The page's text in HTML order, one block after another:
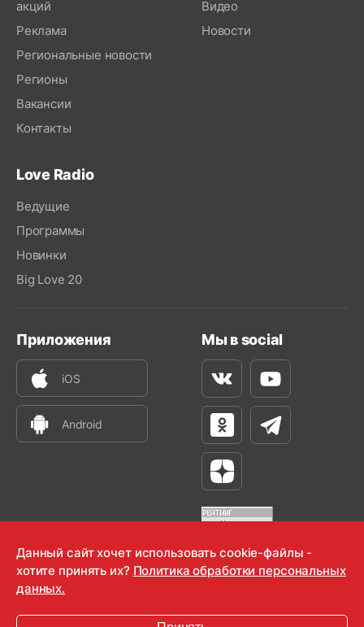
акций
Реклама
Региональные новости
Регионы
Вакансии
Контакты
Видео
Новости
Love Radio
Ведущие
Программы
Новинки
Big Love 20
Приложения
iOS
Android
Мы в social
ВконтактеYoutube
Одноклассники
Телеграм
Яндекс Дзен
OOO "Радио-Любовь" 2000-2026
Данный сайт хочет использовать cookie-файлы -
хотите принять их? Политика обработки персональных
данных.